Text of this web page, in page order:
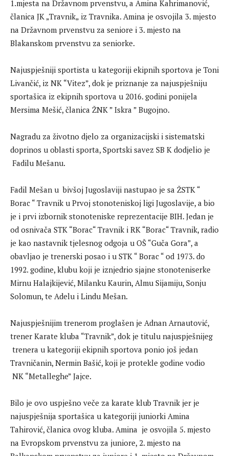
1.mjesta na Državnom prvenstvu, a Amina Kahrimanović,
članica JK „Travnik„ iz Travnika. Amina je osvojila 3. mjesto
na Državnom prvenstvu za seniore i 3. mjesto na
Blakanskom prvenstvu za seniorke.
Najuspješniji sportista u kategoriji ekipnih sportova je Toni
Livančić, iz NK “Vitez”, dok je priznanje za najuspješniju
sportašica iz ekipnih sportova u 2016. godini ponijela
Mersima Mešić, članica ŽNK ” Iskra ” Bugojno.
Nagradu za životno djelo za organizacijski i sistematski
doprinos u oblasti sporta, Sportski savez SB K dodjelio je
Fadilu Mešanu.
Fadil Mešan u bivšoj Jugoslaviji nastupao je sa ŽSTK “
Borac “ Travnik u Prvoj stonoteniskoj ligi Jugoslavije, a bio
je i prvi izbornik stonoteniske reprezentacije BIH. Jedan je
od osnivača STK “Borac“ Travnik i RK “Borac“ Travnik, radio
je kao nastavnik tjelesnog odgoja u OŠ “Guča Gora”, a
obavljao je trenerski posao i u STK “ Borac “ od 1973. do
1992. godine, klubu koji je iznjedrio sjajne stonoteniserke
Mirnu Halajkijević, Milanku Kaurin, Almu Sijamiju, Sonju
Solomun, te Adelu i Lindu Mešan.
Najuspješnijim trenerom proglašen je Adnan Arnautović,
trener Karate kluba “Travnik”, dok je titulu najuspješnijeg
trenera u kategoriji ekipnih sportova ponio još jedan
Travničanin, Nermin Bašić, koji je protekle godine vodio
NK “Metalleghe” Jajce.
Bilo je ovo uspješno veče za karate klub Travnik jer je
najuspješnija sportašica u kategoriji juniorki Amina
Tahirović, članica ovog kluba. Amina je osvojila 5. mjesto
na Evropskom prvenstvu za juniore, 2. mjesto na